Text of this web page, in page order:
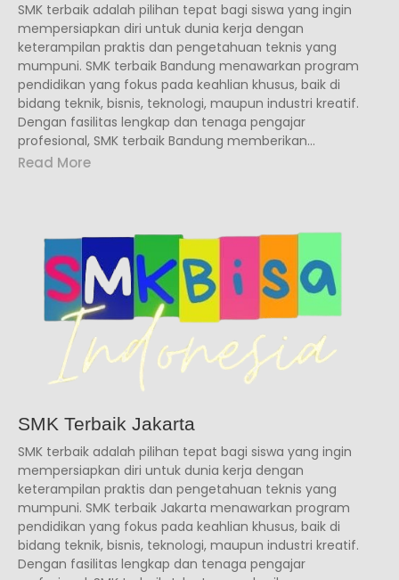
SMK terbaik adalah pilihan tepat bagi siswa yang ingin
mempersiapkan diri untuk dunia kerja dengan
keterampilan praktis dan pengetahuan teknis yang
mumpuni. SMK terbaik Bandung menawarkan program
pendidikan yang fokus pada keahlian khusus, baik di
bidang teknik, bisnis, teknologi, maupun industri kreatif.
Dengan fasilitas lengkap dan tenaga pengajar
profesional, SMK terbaik Bandung memberikan...
Read More
SMK Terbaik Jakarta
SMK terbaik adalah pilihan tepat bagi siswa yang ingin
mempersiapkan diri untuk dunia kerja dengan
keterampilan praktis dan pengetahuan teknis yang
mumpuni. SMK terbaik Jakarta menawarkan program
pendidikan yang fokus pada keahlian khusus, baik di
bidang teknik, bisnis, teknologi, maupun industri kreatif.
Dengan fasilitas lengkap dan tenaga pengajar